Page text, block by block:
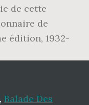
de cette
de
édition, 1932-
, Balade Des